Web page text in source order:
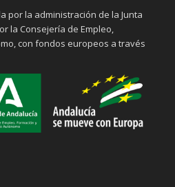
por la administración de la Junta
la Consejería de Empleo,
con fondos europeos a través